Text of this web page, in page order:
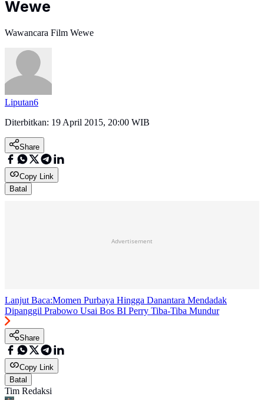
Wewe
Wawancara Film Wewe
Liputan6
Diterbitkan: 19 April 2015, 20:00 WIB
Share
Copy Link
Batal
Advertisement
Lanjut Baca:Momen Purbaya Hingga Danantara Mendadak
Dipanggil Prabowo Usai Bos BI Perry Tiba-Tiba Mundur
Share
Copy Link
Batal
Tim Redaksi